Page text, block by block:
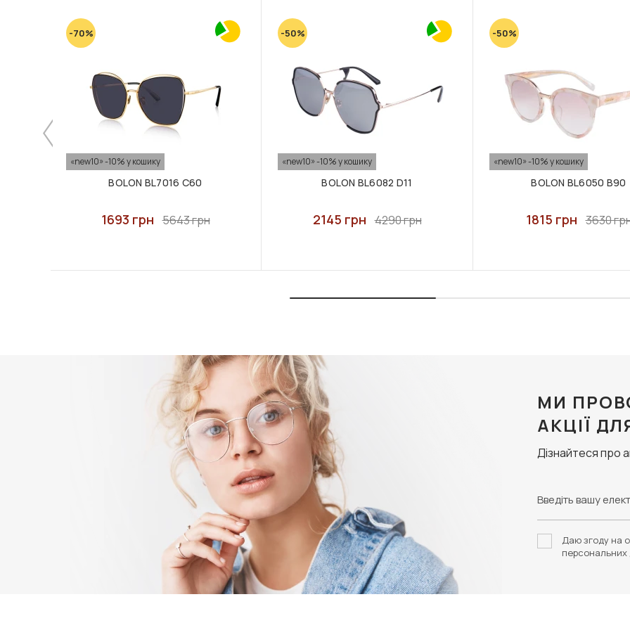
-70%
«new10» -10% у кошику
BOLON BL7016 C60
1693 грн 5643 грн
-50%
«new10» -10% у кошику
BOLON BL6082 D11
2145 грн 4290 грн
-50%
«new10» -10% у кошику
BOLON BL6050 B90
1815 грн 3630
МИ
АКЦІЇ
Дізнайтеся про
Даю згоду на